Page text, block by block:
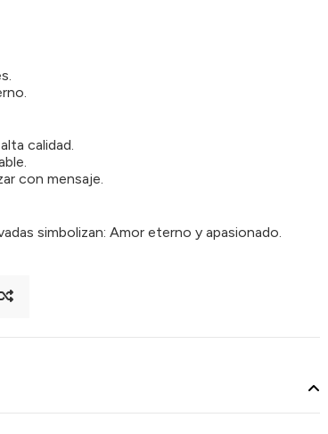
calidad.
con mensaje.
simbolizan: Amor eterno y apasionado.